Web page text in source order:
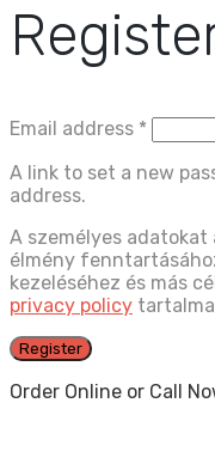
Email address *
A link to set a new
address.
A személyes
élmény
kezeléséhez és más
privacy policy
Register
Order Online or Call